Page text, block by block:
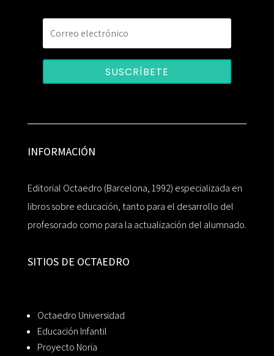
SUSCRÍBETE
INFORMACIÓN
Editorial Octaedro (Barcelona, 1992) especializada en
libros sobre educación, tanto para el desarrollo del
profesorado como para la actualización del alumnado.
SITIOS DE OCTAEDRO
Octaedro Universidad
Educación Infantil
Proyecto Noria